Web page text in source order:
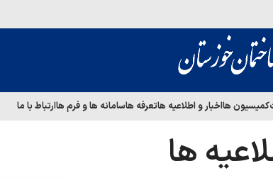
کمیسیون هااخبار و اطلاعیه هاتعرفه هاسامانه ها و فرم هاارتباط با ما
ها